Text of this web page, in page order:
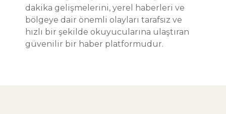
dakika gelişmelerini, yerel haberleri ve
bölgeye dair önemli olayları tarafsız ve
hızlı bir şekilde okuyucularına ulaştıran
güvenilir bir haber platformudur.